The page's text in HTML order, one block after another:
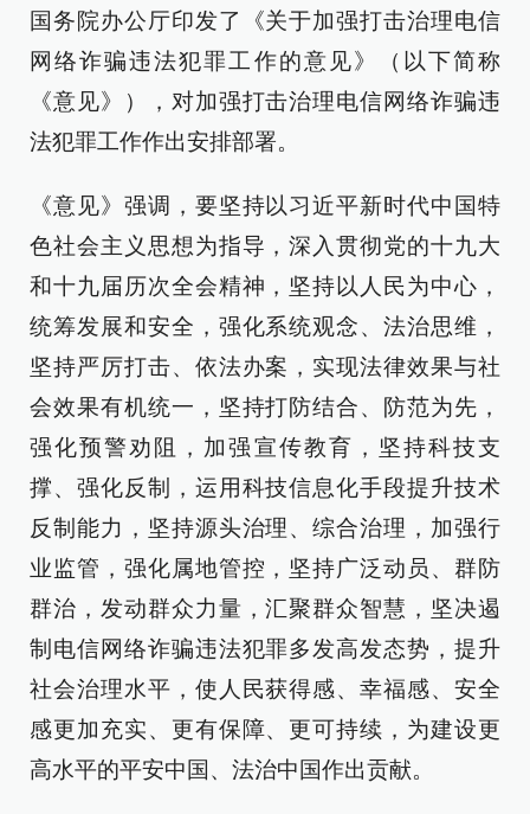
国务院办公厅印发了《关于加强打击治理电信
网络诈骗违法犯罪工作的意见》（以下简称
《意见》），对加强打击治理电信网络诈骗违
法犯罪工作作出安排部署。
《意见》强调，要坚持以习近平新时代中国特
色社会主义思想为指导，深入贯彻党的十九大
和十九届历次全会精神，坚持以人民为中心，
统筹发展和安全，强化系统观念、法治思维，
坚持严厉打击、依法办案，实现法律效果与社
会效果有机统一，坚持打防结合、防范为先，
强化预警劝阻，加强宣传教育，坚持科技支
撑、强化反制，运用科技信息化手段提升技术
反制能力，坚持源头治理、综合治理，加强行
业监管，强化属地管控，坚持广泛动员、群防
群治，发动群众力量，汇聚群众智慧，坚决遏
制电信网络诈骗违法犯罪多发高发态势，提升
社会治理水平，使人民获得感、幸福感、安全
感更加充实、更有保障、更可持续，为建设更
高水平的平安中国、法治中国作出贡献。